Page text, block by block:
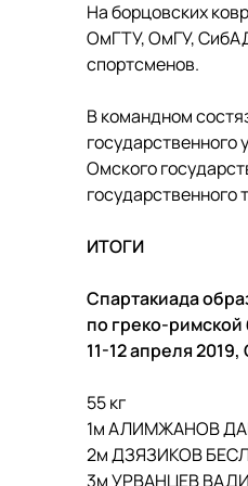
На борцовских
ОмГТУ, ОмГУ,
спортсменов.
В командном
государственного
Омского
государственного
ИТОГИ
Спартакиада
по греко-
11-12 апреля
55 кг
1м АЛИМЖАНОВ
2м ДЗЯЗИКОВ
3м УРВАНЦЕВ